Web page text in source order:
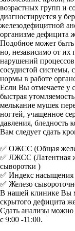
возрастных групп и
диагностируется у
железодефицитной
организме дефицита
Подобное может быть
но, независимо от
нарушений
сосудистой системы,
нормы в работе
Если Вы отмечаете у
быстрая
мелькание мушек
ногтей, учащенное
давления, бледность
Вам следует сдать
✅ ОЖСС (Общая
✅ ЛЖСС (Латентная
сыворотки )
✅ Индекс насыщения
✅ Железо
В нашей клинике Вы
скрытого дефицита
Сдать анализы
с 9:00 -11:00.